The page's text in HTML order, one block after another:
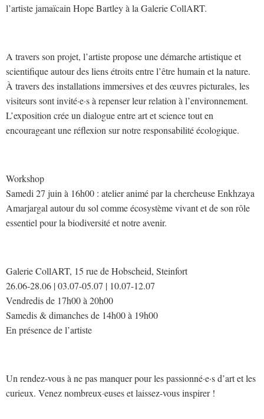
l’artiste jamaïcain Hope Bartley à la Galerie CollART.
A travers son projet, l’artiste propose une démarche artistique et
scientifique autour des liens étroits entre l’être humain et la nature.
À travers des installations immersives et des œuvres picturales, les
visiteurs sont invité·e·s à repenser leur relation à l’environnement.
L’exposition crée un dialogue entre art et science tout en
encourageant une réflexion sur notre responsabilité écologique.
Workshop
Samedi 27 juin à 16h00 : atelier animé par la chercheuse Enkhzaya
Amarjargal autour du sol comme écosystème vivant et de son rôle
essentiel pour la biodiversité et notre avenir.
Galerie CollART, 15 rue de Hobscheid, Steinfort
26.06-28.06 | 03.07-05.07 | 10.07-12.07
Vendredis de 17h00 à 20h00
Samedis & dimanches de 14h00 à 19h00
En présence de l’artiste
Un rendez-vous à ne pas manquer pour les passionné·e·s d’art et les
curieux. Venez nombreux·euses et laissez-vous inspirer !